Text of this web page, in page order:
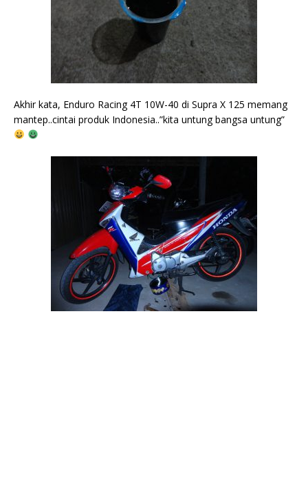
Akhir kata, Enduro Racing 4T 10W-40 di Supra X 125 memang
mantep..cintai produk Indonesia..”kita untung bangsa untung”